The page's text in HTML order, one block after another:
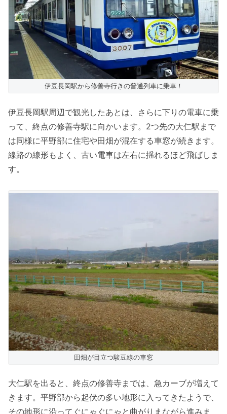
伊豆長岡駅から修善寺行きの普通列車に乗車！
伊豆長岡駅周辺で観光したあとは、さらに下りの電車に乗
って、終点の修善寺駅に向かいます。2つ先の大仁駅まで
は同様に平野部に住宅や田畑が混在する車窓が続きます。
線路の線形もよく、古い電車は左右に揺れるほど飛ばしま
す。
田畑が目立つ駿豆線の車窓
大仁駅を出ると、終点の修善寺までは、急カーブが増えて
きます。平野部から起伏の多い地形に入ってきたようで、
その地形に沿ってぐにゃぐにゃと曲がりまながら進みま